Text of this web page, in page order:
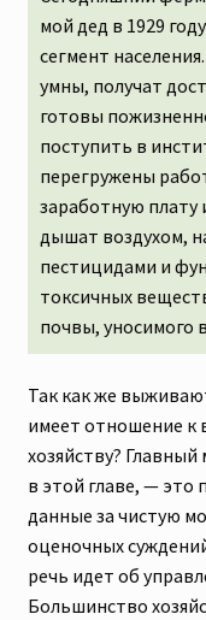
мой дед в 1929
сегмент
умны, получат
готовы
поступить в
перегружены
заработную плату
дышат воздухом,
пестицидами и
токсичных
почвы, уносимого
Так как же
имеет отношение к
хозяйству?
в этой главе, — это
данные за чистую
оценочных
речь идет об
Большинство